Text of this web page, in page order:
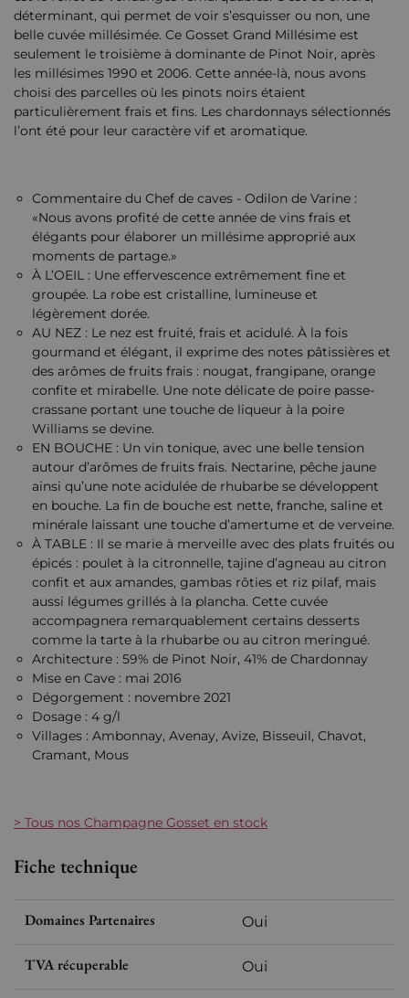
déterminant, qui permet de voir s’esquisser ou non, une
belle cuvée millésimée. Ce Gosset Grand Millésime est
seulement le troisième à dominante de Pinot Noir, après
les millésimes 1990 et 2006. Cette année-là, nous avons
choisi des parcelles où les pinots noirs étaient
particulièrement frais et fins. Les chardonnays sélectionnés
l’ont été pour leur caractère vif et aromatique.
Commentaire du Chef de caves - Odilon de Varine :
«Nous avons profité de cette année de vins frais et
élégants pour élaborer un millésime approprié aux
moments de partage.»
À L’OEIL : Une effervescence extrêmement fine et
groupée. La robe est cristalline, lumineuse et
légèrement dorée.
AU NEZ : Le nez est fruité, frais et acidulé. À la fois
gourmand et élégant, il exprime des notes pâtissières et
des arômes de fruits frais : nougat, frangipane, orange
confite et mirabelle. Une note délicate de poire passe-
crassane portant une touche de liqueur à la poire
Williams se devine.
EN BOUCHE : Un vin tonique, avec une belle tension
autour d’arômes de fruits frais. Nectarine, pêche jaune
ainsi qu’une note acidulée de rhubarbe se développent
en bouche. La fin de bouche est nette, franche, saline et
minérale laissant une touche d’amertume et de verveine.
À TABLE : Il se marie à merveille avec des plats fruités ou
épicés : poulet à la citronnelle, tajine d’agneau au citron
confit et aux amandes, gambas rôties et riz pilaf, mais
aussi légumes grillés à la plancha. Cette cuvée
accompagnera remarquablement certains desserts
comme la tarte à la rhubarbe ou au citron meringué.
Architecture : 59% de Pinot Noir, 41% de Chardonnay
Mise en Cave : mai 2016
Dégorgement : novembre 2021
Dosage : 4 g/l
Villages : Ambonnay, Avenay, Avize, Bisseuil, Chavot,
Cramant, Mous
> Tous nos Champagne Gosset en stock
Fiche technique
Domaines Partenaires Oui
TVA récuperable Oui